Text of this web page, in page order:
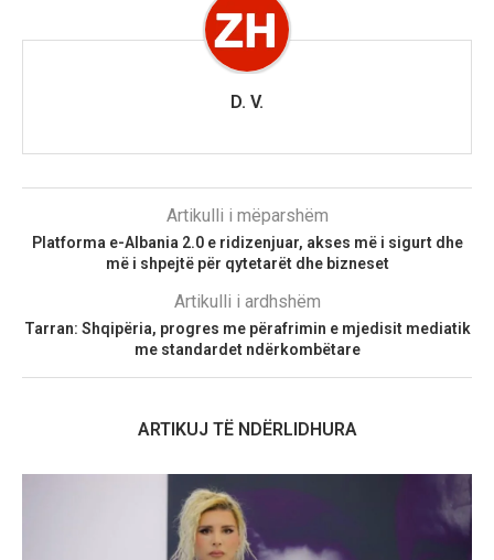
D. V.
Artikulli i mëparshëm
Platforma e-Albania 2.0 e ridizenjuar, akses më i sigurt dhe
më i shpejtë për qytetarët dhe bizneset
Artikulli i ardhshëm
Tarran: Shqipëria, progres me përafrimin e mjedisit mediatik
me standardet ndërkombëtare
ARTIKUJ TË NDËRLIDHURA